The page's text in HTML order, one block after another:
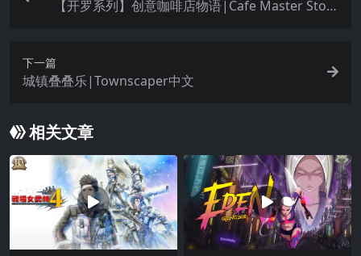
【开罗系列】创意咖啡店物语|Cafe Master Story
下一篇
城镇叠叠乐|Townscaper中文
相关文章